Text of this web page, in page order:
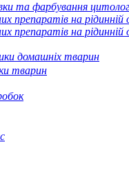
та фарбування
препаратів на рідинній
препаратів на рідинній
домашніх тварин
тварин